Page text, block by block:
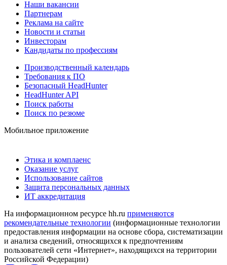
Наши вакансии
Партнерам
Реклама на сайте
Новости и статьи
Инвесторам
Кандидаты по профессиям
Производственный календарь
Требования к ПО
Безопасный HeadHunter
HeadHunter API
Поиск работы
Поиск по резюме
Мобильное приложение
Этика и комплаенс
Оказание услуг
Использование сайтов
Защита персональных данных
ИТ аккредитация
На информационном ресурсе hh.ru применяются
рекомендательные технологии (информационные технологии
предоставления информации на основе сбора, систематизации
и анализа сведений, относящихся к предпочтениям
пользователей сети «Интернет», находящихся на территории
Российской Федерации)